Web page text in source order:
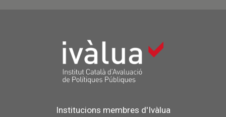
Institucions membres d'Ivàlua